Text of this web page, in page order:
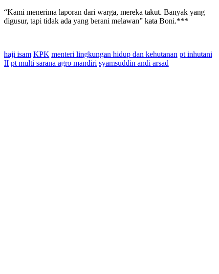
“Kami menerima laporan dari warga, mereka takut. Banyak yang
digusur, tapi tidak ada yang berani melawan” kata Boni.***
haji isam KPK menteri lingkungan hidup dan kehutanan pt inhutani
II pt multi sarana agro mandiri syamsuddin andi arsad